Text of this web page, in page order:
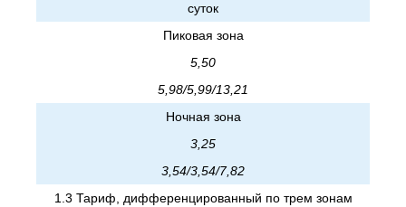
суток
Пиковая зона
5,50
5,98/5,99/13,21
Ночная зона
3,25
3,54/3,54/7,82
1.3 Тариф, дифференцированный по трем зонам